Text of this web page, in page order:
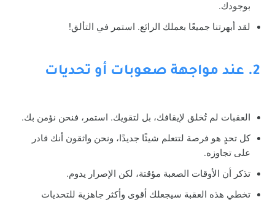
بوجودك.
لقد أبهرتنا جميعًا بعملك الرائع. استمر في التألق!
2. عند مواجهة صعوبات أو تحديات
العقبات لم تُخلق لإيقافك، بل لتقويك. استمر، فنحن نؤمن بك.
كل تحدٍ هو فرصة لتتعلم شيئًا جديدًا، ونحن واثقون أنك قادر
على تجاوزه.
تذكر أن الأوقات الصعبة مؤقتة، لكن الإصرار يدوم.
تخطي هذه العقبة سيجعلك أقوى وأكثر جاهزية للتحديات